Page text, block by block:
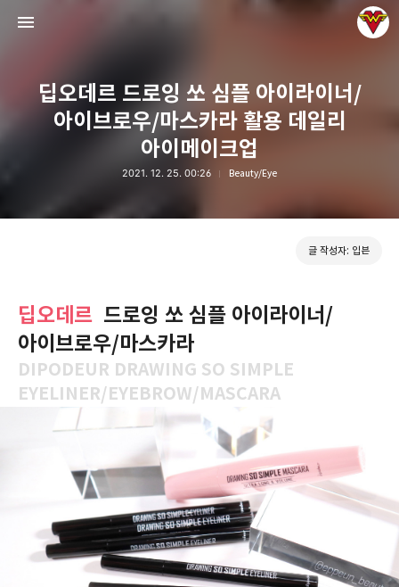
딥오데르 드로잉 쏘 심플 아이라이너/
아이브로우/마스카라 활용 데일리
아이메이크업
2021. 12. 25. 00:26 Beauty/Eye
글 작성자: 입븐
딥오데르 드로잉 쏘 심플 아이라이너/
아이브로우/마스카라
DIPODEUR DRAWING SO SIMPLE
EYELINER/EYEBROW/MASCARA
입븐